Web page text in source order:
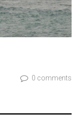
0 comments